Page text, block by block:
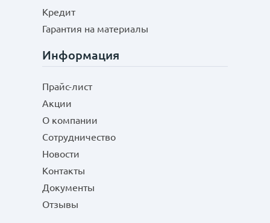
Кредит
Гарантия на материалы
Информация
Прайс-лист
Акции
О компании
Сотрудничество
Новости
Контакты
Документы
Отзывы